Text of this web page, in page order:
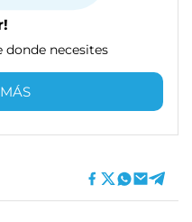
donde necesites